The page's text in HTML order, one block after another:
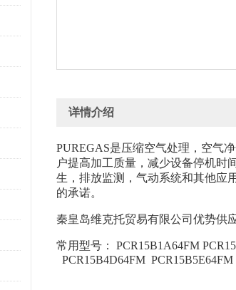
详情介绍
PUREGAS是压缩空气处理，空气
户提高加工质量，减少设备停机时
生，排放监测，气动系统和其他应
的承诺。
秦皇岛维克托贸易有限公司优势供
常用型号： PCR15B1A64FM
PCR15B4D64FM PCR15B5E64FM